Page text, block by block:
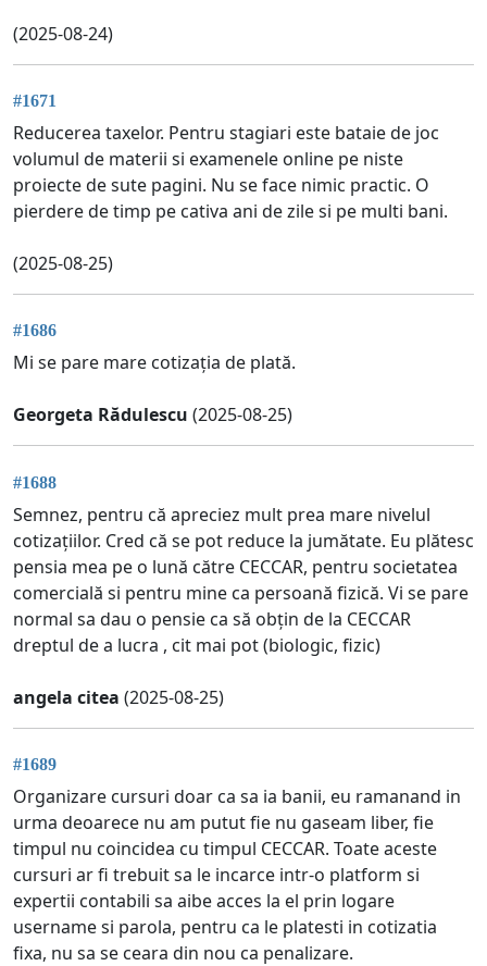
(2025-08-24)
#1671
Reducerea taxelor. Pentru stagiari este bataie de joc
volumul de materii si examenele online pe niste
proiecte de sute pagini. Nu se face nimic practic. O
pierdere de timp pe cativa ani de zile si pe multi bani.
(2025-08-25)
#1686
Mi se pare mare cotizația de plată.
Georgeta Rădulescu (2025-08-25)
#1688
Semnez, pentru că apreciez mult prea mare nivelul
cotizațiilor. Cred că se pot reduce la jumătate. Eu plătesc
pensia mea pe o lună către CECCAR, pentru societatea
comercială si pentru mine ca persoană fizică. Vi se pare
normal sa dau o pensie ca să obțin de la CECCAR
dreptul de a lucra , cit mai pot (biologic, fizic)
angela citea (2025-08-25)
#1689
Organizare cursuri doar ca sa ia banii, eu ramanand in
urma deoarece nu am putut fie nu gaseam liber, fie
timpul nu coincidea cu timpul CECCAR. Toate aceste
cursuri ar fi trebuit sa le incarce intr-o platform si
expertii contabili sa aibe acces la el prin logare
username si parola, pentru ca le platesti in cotizatia
fixa, nu sa se ceara din nou ca penalizare.